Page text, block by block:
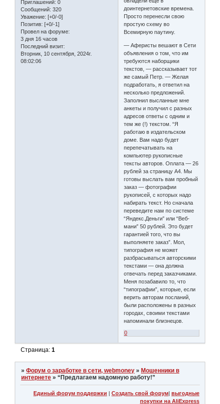
Приглашений: 0
Сообщений: 320
Уважение: [+0/-0]
Позитив: [+0/-1]
Провел на форуме:
3 дня 16 часов
Последний визит:
Вторник, 10 сентября, 2024г.
08:02:06
доинтернетовские времена.
Просто перенесли свою
простую схему во
Всемирную паутину.
— Аферисты вешают в Сети
объявления о том, что им
требуются наборщики
текстов, — рассказывает тот
же самый Петр. — Желая
подработать, я ответил на
несколько предложений.
Заполнил высланные мне
анкеты и получил с разных
адресов ответы с одним и
тем же (!) текстом. “Я
работаю в издательском
доме. Вам надо будет
перепечатывать на
компьютер рукописные
тексты авторов. Оплата — 26
рублей за страницу А4. Мы
готовы выслать вам пробный
заказ — фотографии
рукописей, с которых надо
набирать текст. Но сначала
переведите нам по системе
“Яндекс.Деньги” или “Веб-
мани” 50 рублей. Это будет
гарантией того, что вы
выполняете заказ”. Мол,
типография не может
разбрасываться авторскими
текстами — она должна
отвечать перед заказчиками.
Меня позабавило то, что
“типографии”, которые, если
верить авторам посланий,
были расположены в разных
городах, своими текстами
напоминали близнецов.
0
Страница:1
»Форум о заработке в сети, webmoney » Мошенники в
интернете » “Предлагаем надомную работу!”
Единый форум поддержки | Создать свой форум| выгодные
покупки на AliExpress